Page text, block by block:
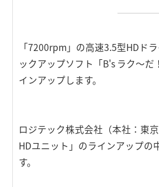
「7200rpm」の高速3.5型HDド
ックアップソフト「B's ラク～
インアップします。
ロジテック株式会社（本社：東
HDユニット」のラインアップ
す。